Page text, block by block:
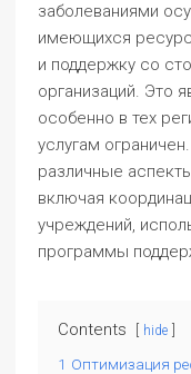
заболеваниями
имеющихся
и поддержку со
организаций. Это
особенно в тех
услугам
различные
включая
учреждений,
программы
Contents hide
1 Оптимизация